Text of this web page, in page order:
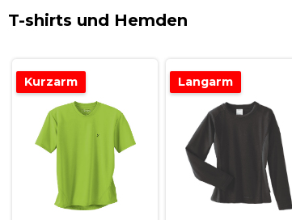
T-shirts und Hemden
Kurzarm Langarm